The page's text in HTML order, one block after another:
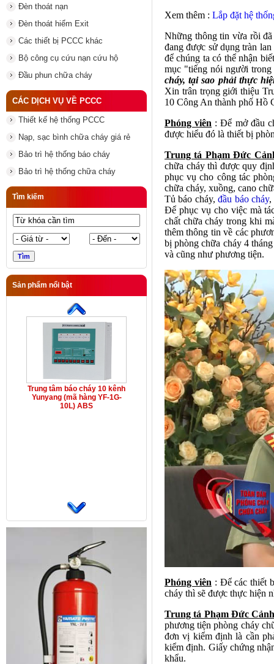
Đèn thoát nạn
Đèn thoát hiểm Exit
Các thiết bị PCCC khác
Bộ công cụ cứu nạn cứu hộ
Đầu phun chữa cháy
CÁC DỊCH VỤ VỀ PCCC
Thiết kế hệ thống PCCC
Nạp, sạc bình chữa cháy giá rẻ
Bảo trì hệ thống báo cháy
Bảo trì hệ thống chữa cháy
Tìm kiếm
Sản phẩm nổi bật
Trung tâm báo cháy 10 kênh
Yunyang (mã hàng YF-1G-
10L) ABS
Xem thêm : Lắp đặt hệ
Những thông tin vừa rồi đã
đang được sử dụng tràn
để chúng ta có thể nhận
mục "tiếng nói người
cháy, tại sao phải thực
Xin trân trọng giới thiệu
10 Công An thành phố Hồ
Phóng viên : Để mở đầu
được hiểu đó là thiết bị
Trung tá Phạm Đức
chữa cháy thì được quy
phục vụ cho công tác
chữa cháy, xuồng, cano
Tủ báo cháy,đầu báo cháy,
Để phục vụ cho việc mà
chất chữa cháy trong khi
thêm thông tin về các
bị phòng chữa cháy 4
và cũng như phương tiện.
Phóng viên : Để các thiết
cháy thì sẽ được thực hiện
Trung tá Phạm Đức
phương tiện phòng cháy
đơn vị kiểm định là cần
kiểm định. Giấy chứng
khẩu.